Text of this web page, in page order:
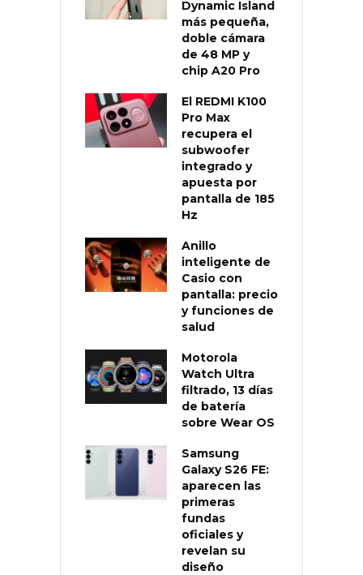
Dynamic Island
más pequeña,
doble cámara
de 48 MP y
chip A20 Pro
El REDMI K100
Pro Max
recupera el
subwoofer
integrado y
apuesta por
pantalla de 185
Hz
Anillo
inteligente de
Casio con
pantalla: precio
y funciones de
salud
Motorola
Watch Ultra
filtrado, 13 días
de batería
sobre Wear OS
Samsung
Galaxy S26 FE:
aparecen las
primeras
fundas
oficiales y
revelan su
diseño